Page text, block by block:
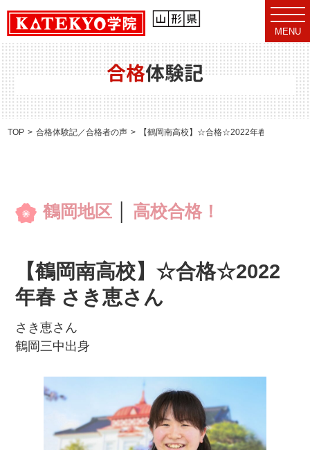
t
o
g
g
l
e
n
v
i
g
MENU
合格体験記
TOP 合格体験記／合格者の声 【鶴岡南高校】☆合格☆2022年春 さき恵さん
鶴岡地区 高校合格！
【鶴岡南高校】☆合格☆2022
年春 さき恵さん
さき恵さん
鶴岡三中出身